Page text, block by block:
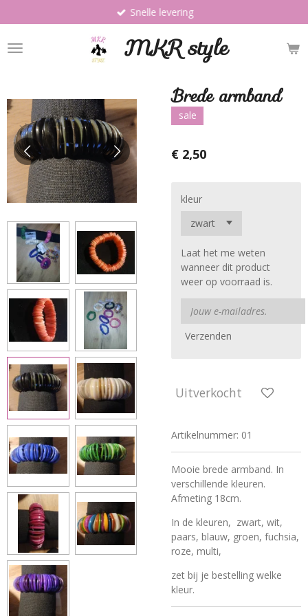
direct
naar
de
MKR style
Snelle levering
Brede armband
sale
€ 2,50
kleur
Laat het me weten
wanneer dit product
weer op voorraad is.
Verzenden
Uitverkocht
Artikelnummer: 01
Mooie brede armband. In
verschillende kleuren.
Afmeting 18cm.
In de kleuren, zwart, wit,
paars, blauw, groen, fuchsia,
roze, multi,
zet bij je bestelling welke
kleur.